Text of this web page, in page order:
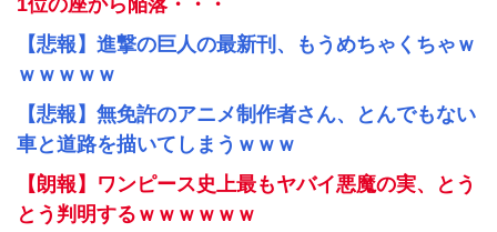
1位の座から陥落・・・
【悲報】進撃の巨人の最新刊、もうめちゃくちゃｗ
ｗｗｗｗｗ
【悲報】無免許のアニメ制作者さん、とんでもない
車と道路を描いてしまうｗｗｗ
【朗報】ワンピース史上最もヤバイ悪魔の実、とう
とう判明するｗｗｗｗｗｗ